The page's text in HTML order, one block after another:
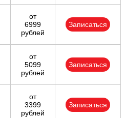
от
6999
рублей
Записаться
от
5099
рублей
Записаться
от
3399
рублей
Записаться